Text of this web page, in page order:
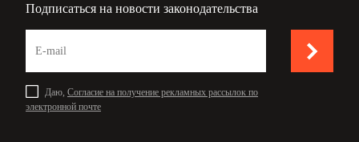
Подписаться на новости законодательства
Даю, Согласие на получение рекламных рассылок по
электронной почте